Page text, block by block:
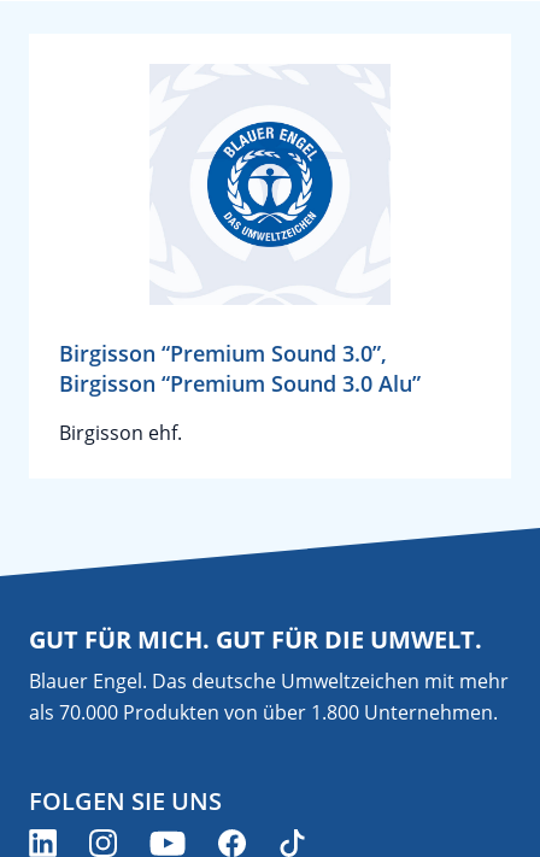
Birgisson “Premium Sound 3.0”,
Birgisson “Premium Sound 3.0 Alu”
Birgisson ehf.
GUT FÜR MICH. GUT FÜR DIE UMWELT.
Blauer Engel. Das deutsche Umweltzeichen mit mehr
als 70.000 Produkten von über 1.800 Unternehmen.
FOLGEN SIE UNS